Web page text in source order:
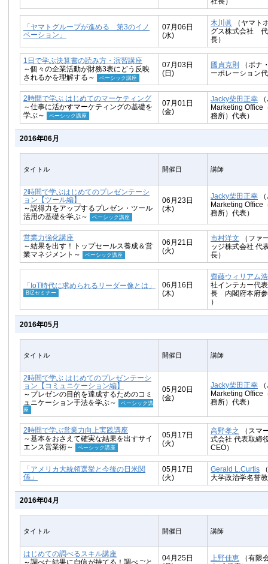
「ヤマトグループが進める 第3のイノ
ベーション」
07月06日
(水)
木川眞 （ヤマト
グス株式会社 代
長）
1日で学ぶ決算書の読み方・演習講座
～個々の企業活動が財務3表にどう反映
されるかを理解する～
ベーシック講座
07月03日
(日)
國貞克則
（ボナ
ーポレーション
2時間で学ぶ はじめてのマーケティング
～仕事に活かすマーケティングの基礎を
学ぶ～
ベーシック講座
07月01日
(金)
Jacky柴田正幸
Marketing Office
務所）代表）
2016年06月
タイトル 開催日 講師
2時間で学ぶはじめてのプレゼンテーシ
ョン【ツール編】
～説得力をアップするプレゼン・ツール
活用の基礎を学ぶ～
ベーシック講座
06月23日
(木)
Jacky柴田正幸
Marketing Office
務所）代表）
営業力強化講座
～結果を出す！トップセールス養成＆営
業マネジメント～
ベーシック講座
06月21日
(火)
市村洋文 （ファ
ッジ株式会社 代
長）
「IoT時代に求められるリーダー像とは」
BIZセミナー
06月16日
(木)
齋藤ウィリアム
社インテカー代
長 内閣府本府
）
2016年05月
タイトル 開催日 講師
2時間で学ぶ はじめてのプレゼンテーシ
ョン【コミュニケーション編】
～プレゼンの目的を達成するためのコミ
ュニケーション手法を学ぶ～
ベーシック講
座
05月20日
(金)
Jacky柴田正幸
Marketing Office
務所）代表）
2時間で学ぶ営業力向上実践講座
～基本をおさえて確実な結果を出すサイ
エンス営業術～
ベーシック講座
05月17日
(火)
高野孝之
（スマ
式会社 代表取締
CEO）
「アメリカ大統領選挙と今後の日米関
係」
05月17日
(火)
Gerald L.Curtis
大学政治学名誉
2016年04月
タイトル 開催日 講師
はじめての調べるスキル講座
～調べた結果に自信が持てる！調べごと
04月25日
上野佳恵 （有限